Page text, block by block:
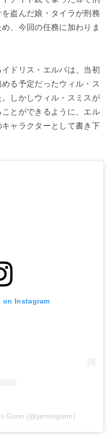
盗んだ娘・タイラが刑務
、今回の任務に加わりま
ドリス・エルバは、当初
る予定だったウィル・ス
しかしウィル・スミスが
とができるように、エル
ャラクターとして書き下
Instagram
Gunn (@jamesgunn)